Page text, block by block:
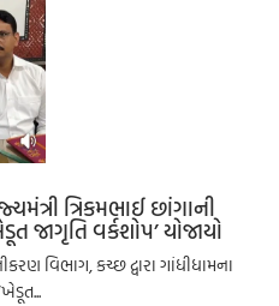
ત્રિકમભાઈ છાંગાની
જાગૃતિ વર્કશોપ’ યોજાયો
વિભાગ, કચ્છ દ્વારા ગાંધીધામના